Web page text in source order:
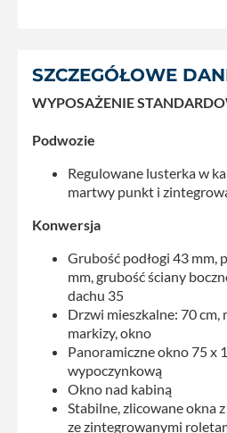
SZCZEGÓŁOWE
WYPOSAŻENIE
Podwozie
Regulowane lusterka w
martwy punkt i
Konwersja
Grubość podłogi 43 mm,
mm, grubość ściany
dachu 35
Drzwi mieszkalne: 70
markizy, okno
Panoramiczne okno 75 x
wypoczynkową
Okno nad kabiną
Stabilne, zlicowane okna
ze zintegrowanymi